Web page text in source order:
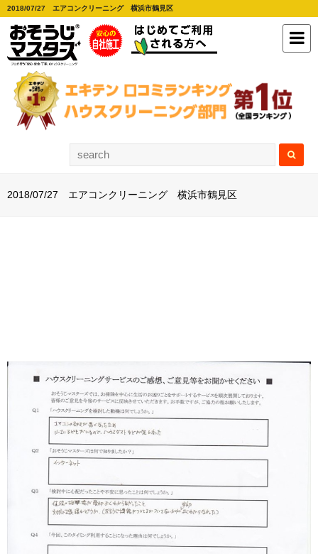
2018/07/27 エアコンクリーニング 横浜市鶴見区
2018/07/27 エアコンクリーニング 横浜市鶴見区